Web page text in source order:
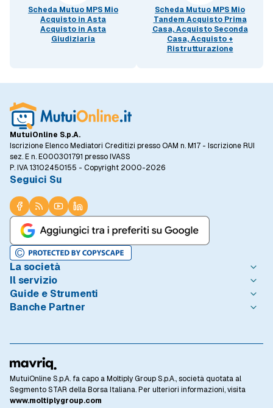
Scheda Mutuo MPS Mio
Acquisto in Asta
Acquisto in Asta
Giudiziaria
Scheda Mutuo MPS Mio
Tandem Acquisto Prima
Casa, Acquisto Seconda
Casa, Acquisto +
Ristrutturazione
MutuiOnline S.p.A.
Iscrizione Elenco Mediatori Creditizi presso OAM n. M17 - Iscrizione RUI
sez. E n. E000301791 presso IVASS
P. IVA 13102450155 - Copyright 2000-2026
Seguici Su
La società
Chi è MutuiOnline.it
Contatta MutuiOnline.it
Opinioni degli Utenti
Linee guida editoriali
Rassegna Stampa
Lavora con Noi
Investor Relations
Il servizio
Come Funziona
Condizioni di Utilizzo
Privacy
Informativa Cookie
Preferenze Cookie
Privacy Banche Partner
Mutui Casa
Guide e Strumenti
Guide Mutui
Mutuo 100 prima casa
Calcolo Rata Mutuo
Osservatorio Tassi
Domande Frequenti
Glossario Mutui
Banche Partner
BNL - BNP Paribas
BPER Banca
CheBanca!
Crédit Agricole Italia
MutuiOnline S.p.A. fa capo a Moltiply Group S.p.A., società quotata al
Segmento STAR della Borsa Italiana. Per ulteriori informazioni, visita
www.moltiplygroup.com